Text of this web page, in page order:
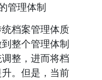
管理体制
档案管理体质
整个管理体制
整，进而将档
。但是，当前